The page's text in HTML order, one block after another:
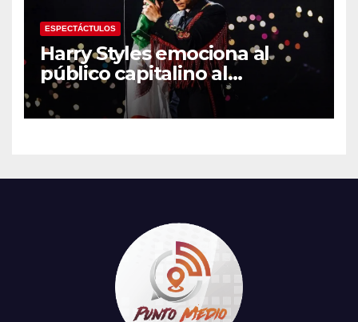
ESPECTÁCTULOS
Harry Styles emociona al
público capitalino al
interpretar “Cielito Lindo” en
su tercer concierto en la